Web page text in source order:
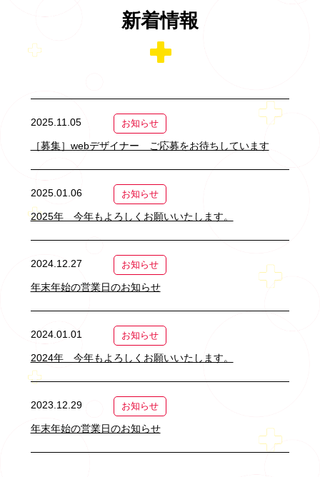
新着情報
2025.11.05 お知らせ
［募集］webデザイナー ご応募をお待ちしています
2025.01.06 お知らせ
2025年 今年もよろしくお願いいたします。
2024.12.27 お知らせ
年末年始の営業日のお知らせ
2024.01.01 お知らせ
2024年 今年もよろしくお願いいたします。
2023.12.29 お知らせ
年末年始の営業日のお知らせ